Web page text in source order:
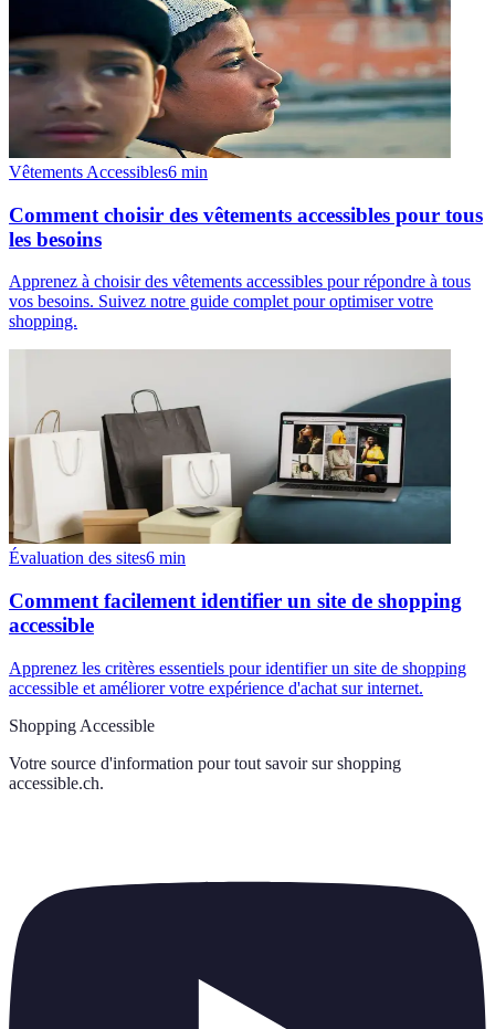
Vêtements Accessibles6 min
Comment choisir des vêtements accessibles pour tous
les besoins
Apprenez à choisir des vêtements accessibles pour répondre à tous
vos besoins. Suivez notre guide complet pour optimiser votre
shopping.
Évaluation des sites6 min
Comment facilement identifier un site de shopping
accessible
Apprenez les critères essentiels pour identifier un site de shopping
accessible et améliorer votre expérience d'achat sur internet.
Shopping Accessible
Votre source d'information pour tout savoir sur shopping
accessible.ch.